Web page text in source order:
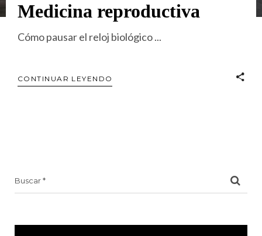
Medicina reproductiva
Cómo pausar el reloj biológico
CONTINUAR LEYENDO